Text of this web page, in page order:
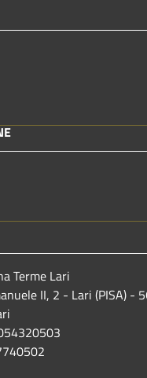
Terme Lari
II, 2 - Lari (PISA) -